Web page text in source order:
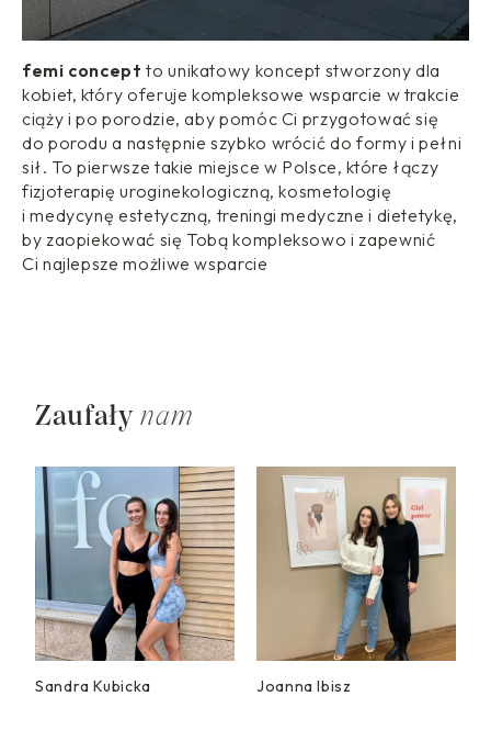
femi concept to unikatowy koncept stworzony dla
kobiet, który oferuje kompleksowe wsparcie w trakcie
ciąży i po porodzie, aby pomóc Ci przygotować się
do porodu a następnie szybko wrócić do formy i pełni
sił. To pierwsze takie miejsce w Polsce, które łączy
fizjoterapię uroginekologiczną, kosmetologię
i medycynę estetyczną, treningi medyczne i dietetykę,
by zaopiekować się Tobą kompleksowo i zapewnić
Ci najlepsze możliwe wsparcie
Zaufałynam
Joanna Ibisz Magdalena Lamparska